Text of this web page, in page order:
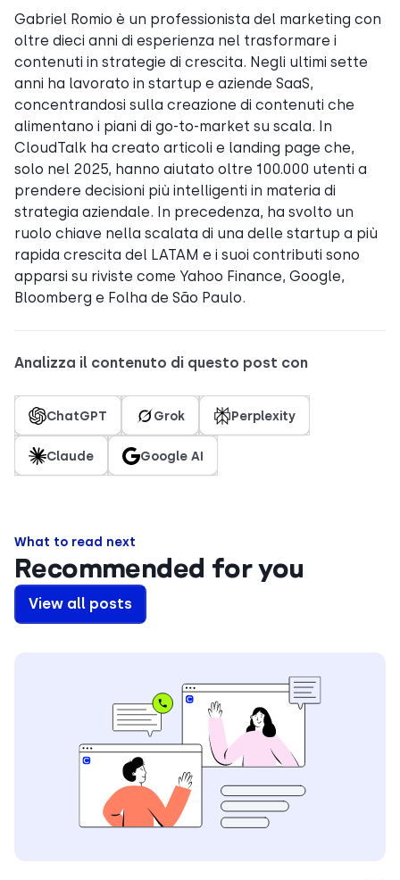
Gabriel Romio è un professionista del marketing con
oltre dieci anni di esperienza nel trasformare i
contenuti in strategie di crescita. Negli ultimi sette
anni ha lavorato in startup e aziende SaaS,
concentrandosi sulla creazione di contenuti che
alimentano i piani di go-to-market su scala. In
CloudTalk ha creato articoli e landing page che,
solo nel 2025, hanno aiutato oltre 100.000 utenti a
prendere decisioni più intelligenti in materia di
strategia aziendale. In precedenza, ha svolto un
ruolo chiave nella scalata di una delle startup a più
rapida crescita del LATAM e i suoi contributi sono
apparsi su riviste come Yahoo Finance, Google,
Bloomberg e Folha de São Paulo.
Analizza il contenuto di questo post con
ChatGPT Grok Perplexity
Claude Google AI
What to read next
Recommended for you
View all posts